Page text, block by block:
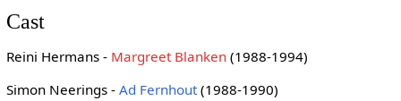
Cast
Reini Hermans - Margreet Blanken(1988-1994)
Simon Neerings - Ad Fernhout(1988-1990)